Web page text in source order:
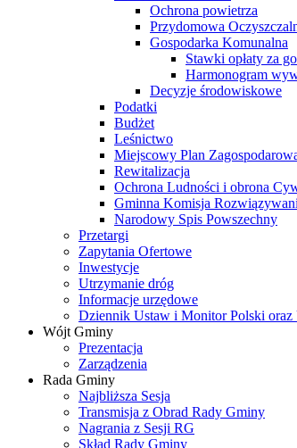
Ochrona powietrza
Przydomowa
Gospodarka Komunalna
Stawki opłaty za
Harmonogram
Decyzje środowiskowe
Podatki
Budżet
Leśnictwo
Miejscowy Plan
Rewitalizacja
Ochrona Ludności i obrona
Gminna Komisja
Narodowy Spis Powszechny
Przetargi
Zapytania Ofertowe
Inwestycje
Utrzymanie dróg
Informacje urzędowe
Dziennik Ustaw i Monitor Polski oraz
Wójt Gminy
Prezentacja
Zarządzenia
Rada Gminy
Najbliższa Sesja
Transmisja z Obrad Rady Gminy
Nagrania z Sesji RG
Skład Rady Gminy